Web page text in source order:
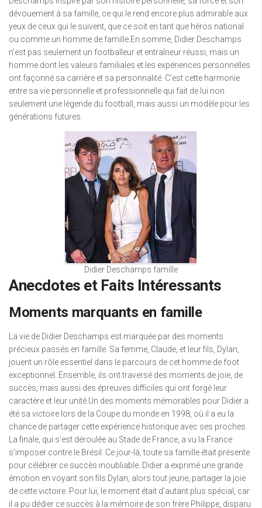
dévouement à sa famille, ce qui le rend encore plus admirable aux
yeux de ceux qui le suivent, que ce soit en tant que héros national
ou comme un homme de famille.En somme, Didier Deschamps
n’est pas seulement un footballeur et entraîneur réussi, mais un
homme dont les valeurs familiales et les expériences personnelles
ont façonné sa carrière et sa personnalité. C’est cette harmonie
entre sa vie personnelle et professionnelle qui fait de lui non
seulement une légende du football, mais aussi un modèle pour les
générations futures.
Didier Deschamps famille
Anecdotes et Faits Intéressants
Moments marquants en famille
La vie de Didier Deschamps est marquée par des moments
précieux passés en famille. Sa femme, Claude, et leur fils, Dylan,
jouent un rôle essentiel dans le parcours de cet homme de foot
exceptionnel. Ensemble, ils ont traversé des moments de joie, de
succès, mais aussi des épreuves difficiles qui ont forgé leur
caractère et leur unité.Un des moments mémorables pour Didier a
été sa victoire lors de la Coupe du monde en 1998, où il a eu la
chance de partager cette expérience historique avec ses proches.
La finale, qui s’est déroulée au Stade de France, a vu la France
s’imposer contre le Brésil. Ce jour-là, toute sa famille était présente
pour célébrer ce succès inoubliable. Didier a exprimé une grande
émotion en voyant son fils Dylan, alors tout jeune, partager la joie
de cette victoire. Pour lui, le moment était d’autant plus spécial, car
il a pu dédier ce succès à la mémoire de son frère Philippe, disparu